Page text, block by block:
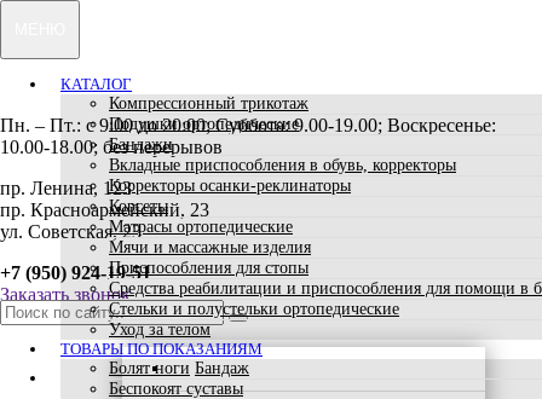
КАТАЛОГ
Компрессионный трикотаж
Подушки ортопедические
Бандажи
Вкладные приспособления в обувь, корректоры
Корректоры осанки-реклинаторы
Корсеты
Матрасы ортопедические
Мячи и массажные изделия
Приспособления для стопы
Средства реабилитации и приспособления для помощи в
Стельки и полустельки ортопедические
Уход за телом
ТОВАРЫ ПО ПОКАЗАНИЯМ
Болят ноги
Беспокоят суставы
Пн. – Пт.: с 9:00 до 20:00; Суббота: 9.00-19.00; Воскресенье:
10.00-18.00; без перерывов
пр. Ленина, 123
пр. Красноармейский, 23
ул. Советская, 23
+7 (950) 924-19-51
Заказать звонок
КАТАЛОГ
Бандаж